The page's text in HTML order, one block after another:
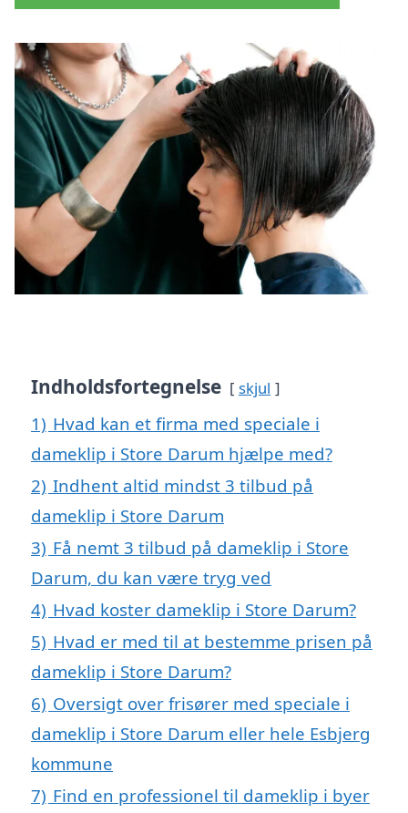
Indholdsfortegnelse skjul
1) Hvad kan et firma med speciale i
dameklip i Store Darum hjælpe med?
2) Indhent altid mindst 3 tilbud på
dameklip i Store Darum
3) Få nemt 3 tilbud på dameklip i Store
Darum, du kan være tryg ved
4) Hvad koster dameklip i Store Darum?
5) Hvad er med til at bestemme prisen på
dameklip i Store Darum?
6) Oversigt over frisører med speciale i
dameklip i Store Darum eller hele Esbjerg
kommune
7) Find en professionel til dameklip i byer